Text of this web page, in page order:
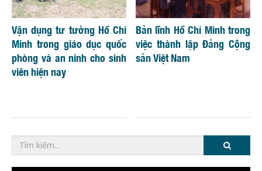
Vận dụng tư tưởng Hồ Chí
Minh trong giáo dục quốc
phòng và an ninh cho sinh
viên hiện nay
Bản lĩnh Hồ Chí Minh trong
việc thành lập Đảng Cộng
sản Việt Nam